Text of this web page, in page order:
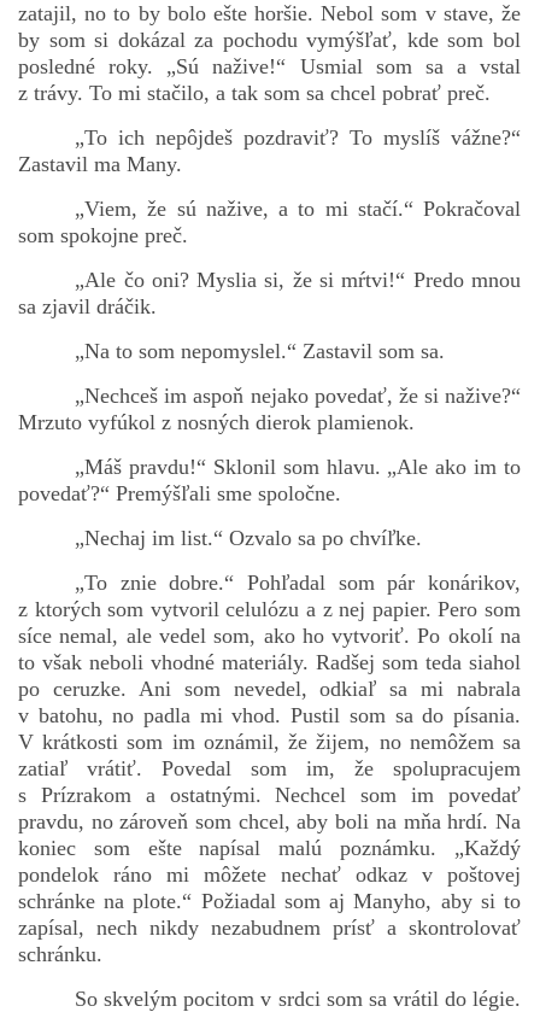
zatajil, no to by bolo ešte horšie. Nebol som v stave, že
by som si dokázal za pochodu vymýšľať, kde som bol
posledné roky. „Sú nažive!“ Usmial som sa a vstal
z trávy. To mi stačilo, a tak som sa chcel pobrať preč.
„To ich nepôjdeš pozdraviť? To myslíš vážne?“
Zastavil ma Many.
„Viem, že sú nažive, a to mi stačí.“ Pokračoval
som spokojne preč.
„Ale čo oni? Myslia si, že si mŕtvi!“ Predo mnou
sa zjavil dráčik.
„Na to som nepomyslel.“ Zastavil som sa.
„Nechceš im aspoň nejako povedať, že si nažive?“
Mrzuto vyfúkol z nosných dierok plamienok.
„Máš pravdu!“ Sklonil som hlavu. „Ale ako im to
povedať?“ Premýšľali sme spoločne.
„Nechaj im list.“ Ozvalo sa po chvíľke.
„To znie dobre.“ Pohľadal som pár konárikov,
z ktorých som vytvoril celulózu a z nej papier. Pero som
síce nemal, ale vedel som, ako ho vytvoriť. Po okolí na
to však neboli vhodné materiály. Radšej som teda siahol
po ceruzke. Ani som nevedel, odkiaľ sa mi nabrala
v batohu, no padla mi vhod. Pustil som sa do písania.
V krátkosti som im oznámil, že žijem, no nemôžem sa
zatiaľ vrátiť. Povedal som im, že spolupracujem
s Prízrakom a ostatnými. Nechcel som im povedať
pravdu, no zároveň som chcel, aby boli na mňa hrdí. Na
koniec som ešte napísal malú poznámku. „Každý
pondelok ráno mi môžete nechať odkaz v poštovej
schránke na plote.“ Požiadal som aj Manyho, aby si to
zapísal, nech nikdy nezabudnem prísť a skontrolovať
schránku.
So skvelým pocitom v srdci som sa vrátil do légie.